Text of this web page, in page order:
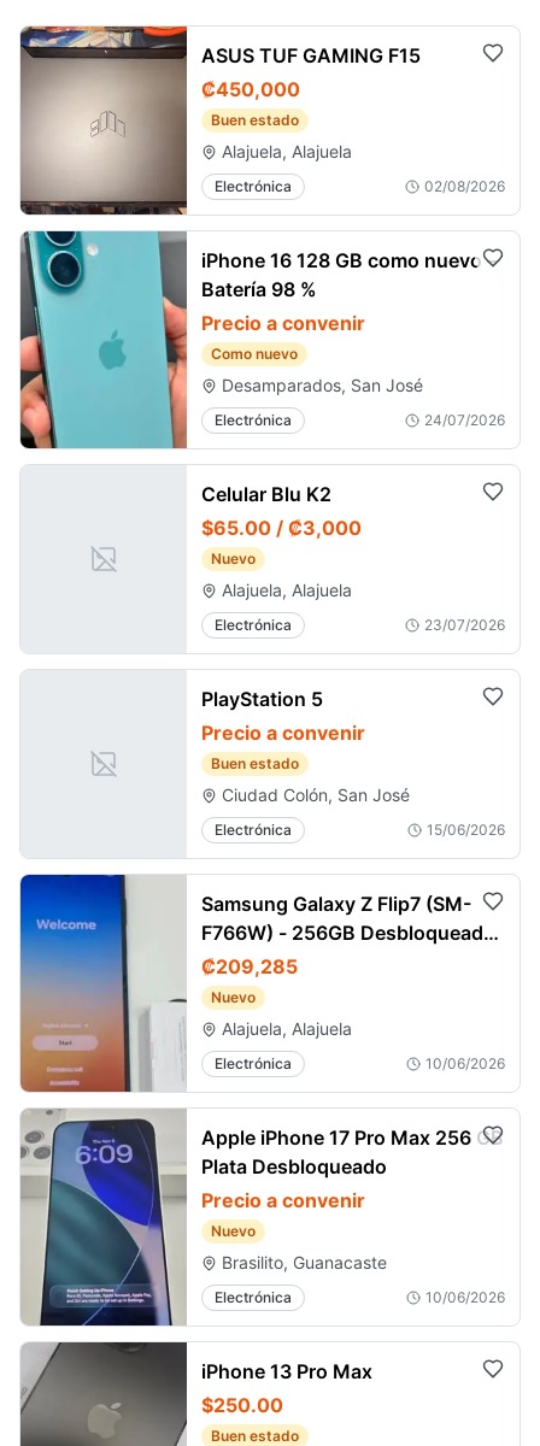
ASUS TUF GAMING F15
₡450,000
Buen estado
Alajuela, Alajuela
Electrónica 02/08/2026
iPhone 16 128 GB como nuevo –
Batería 98 %
Precio a convenir
Como nuevo
Desamparados, San José
Electrónica 24/07/2026
Celular Blu K2
$65.00 / ₡3,000
Nuevo
Alajuela, Alajuela
Electrónica 23/07/2026
PlayStation 5
Precio a convenir
Buen estado
Ciudad Colón, San José
Electrónica 15/06/2026
Samsung Galaxy Z Flip7 (SM-
F766W) - 256GB Desbloqueado
Azul
₡209,285
Nuevo
Alajuela, Alajuela
Electrónica 10/06/2026
Apple iPhone 17 Pro Max 256 GB
Plata Desbloqueado
Precio a convenir
Nuevo
Brasilito, Guanacaste
Electrónica 10/06/2026
iPhone 13 Pro Max
$250.00
Buen estado